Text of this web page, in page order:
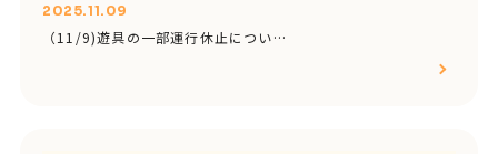
2025.11.09
（11/9)遊具の一部運行休止につい…